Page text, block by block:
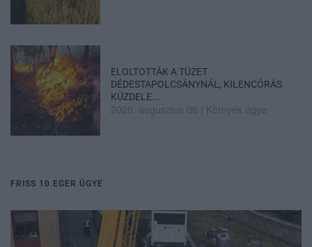
ELOLTOTTÁK A TÜZET
DÉDESTAPOLCSÁNYNÁL, KILENCÓRÁS
KÜZDELE...
2026. augusztus 06 Környék ügye
FRISS 10 EGER ÜGYE